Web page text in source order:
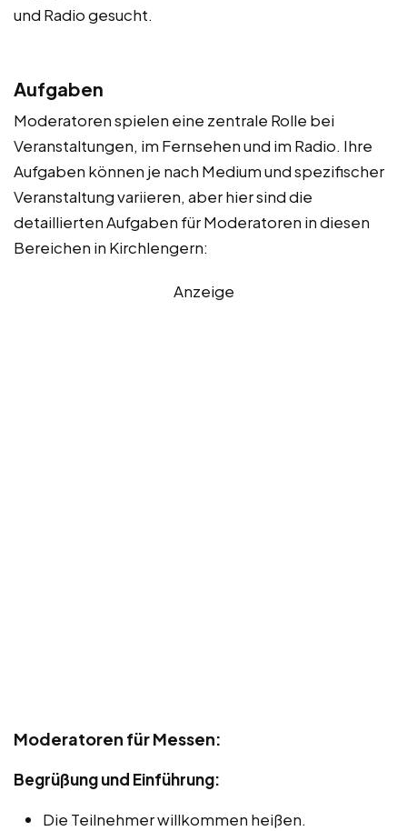
und Radio gesucht.
Aufgaben
Moderatoren spielen eine zentrale Rolle bei
Veranstaltungen, im Fernsehen und im Radio. Ihre
Aufgaben können je nach Medium und spezifischer
Veranstaltung variieren, aber hier sind die
detaillierten Aufgaben für Moderatoren in diesen
Bereichen in Kirchlengern:
Anzeige
Moderatoren für Messen:
Begrüßung und Einführung:
Die Teilnehmer willkommen heißen.